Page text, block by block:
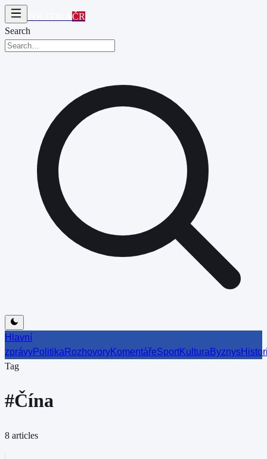
ČR
Search
Hlavní
zprávyPolitika RozhovoryKomentářeSportKultura Byznys
Tag
#Čína
8 articles